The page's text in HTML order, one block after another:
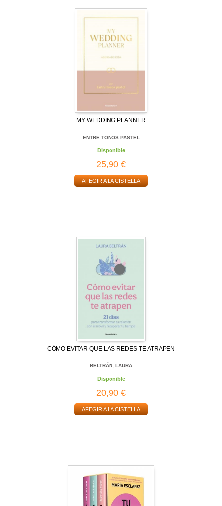
MY WEDDING PLANNER
ENTRE TONOS PASTEL
Disponible
25,90 €
AFEGIR A LA CISTELLA
CÓMO EVITAR QUE LAS REDES TE ATRAPEN
BELTRÁN, LAURA
Disponible
20,90 €
AFEGIR A LA CISTELLA